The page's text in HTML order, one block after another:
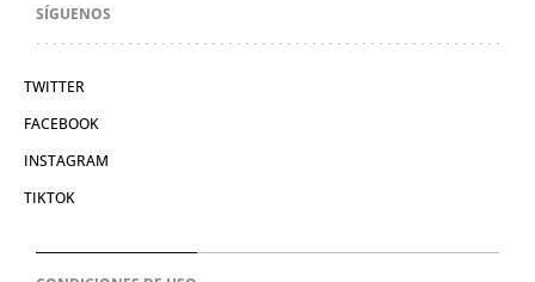
SÍGUENOS
TWITTER
FACEBOOK
INSTAGRAM
TIKTOK